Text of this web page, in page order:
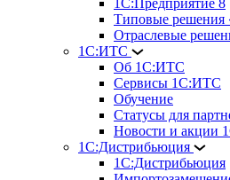
1С:Предприятие 8
Типовые решения
Отраслевые
1С:ИТС
Об 1С:ИТС
Сервисы 1С:ИТС
Обучение
Статусы для
Новости и акции
1С:Дистрибьюция
1С:Дистрибьюция